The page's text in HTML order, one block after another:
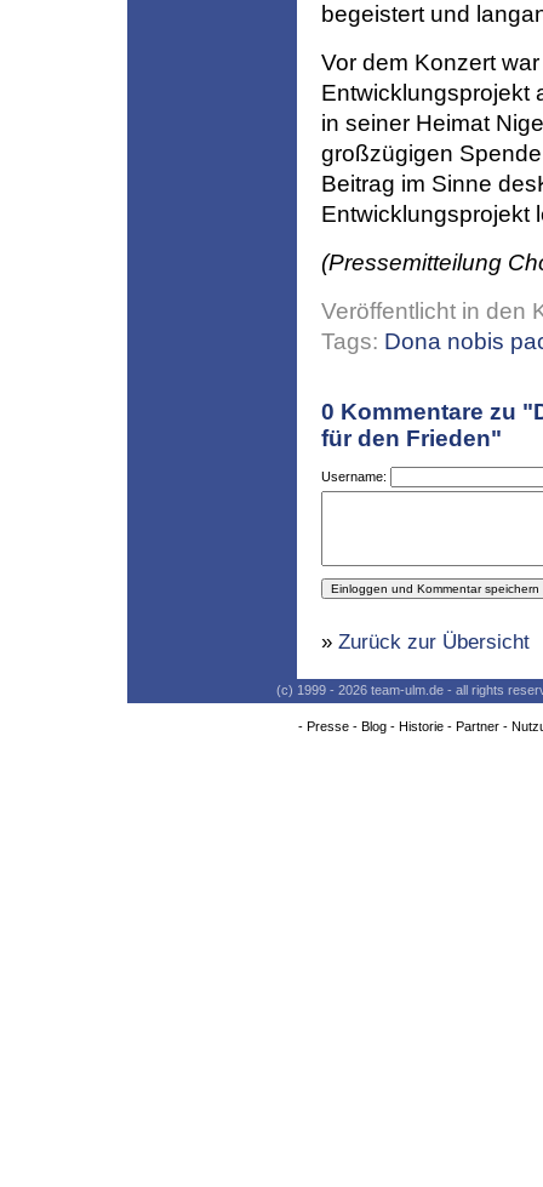
begeistert und
Vor dem Konzert
Entwicklungsprojekt
in seiner Heimat
großzügigen
Beitrag im Sinne
Entwicklungsprojekt
(Pressemitteilung
Veröffentlicht in den
Tags: Dona nobis
0 Kommentare zu
für den Frieden"
Username:
» Zurück zur Übersicht
(c) 1999 - 2026 team-ulm.de - all rights
- Presse- Blog- Historie- Partner-